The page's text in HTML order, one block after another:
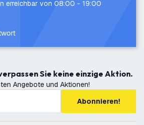
erreichbar von 08:00 - 19:00
Sie keine einzige Aktion.
Angebote und Aktionen!
Abonnieren!